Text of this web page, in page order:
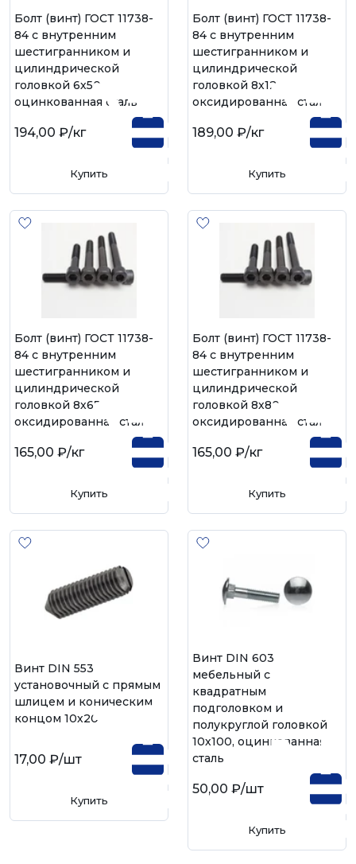
Болт (винт) ГОСТ 11738-
84 с внутренним
шестигранником и
цилиндрической
головкой 6х50,
оцинкованная сталь
194,00 ₽/кг
Купить
Болт (винт) ГОСТ 11738-
84 с внутренним
шестигранником и
цилиндрической
головкой 8х12,
оксидированная сталь
189,00 ₽/кг
Купить
Болт (винт) ГОСТ 11738-
84 с внутренним
шестигранником и
цилиндрической
головкой 8х65,
оксидированная сталь
165,00 ₽/кг
Купить
Болт (винт) ГОСТ 11738-
84 с внутренним
шестигранником и
цилиндрической
головкой 8х80,
оксидированная сталь
165,00 ₽/кг
Купить
Винт DIN 553
установочный с прямым
шлицем и коническим
концом 10х20
17,00 ₽/шт
Купить
Винт DIN 603
мебельный с
квадратным
подголовком и
полукруглой головкой
10х100, оцинкованная
сталь
50,00 ₽/шт
Купить